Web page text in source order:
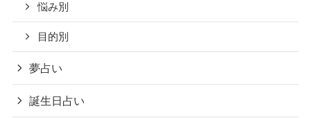
悩み別
目的別
夢占い
誕生日占い